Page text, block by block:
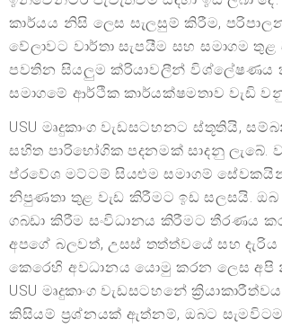
කාර්යය නිසි ලෙස සැලසුම් කිරීම,
වේලාවට වාර්තා සැපයීම සහ සමාගම
පවතින සියලුම ක්රියාවලීන් විශ්ලේෂණය
සමාගමේ ආර්ථික කාර්යක්ෂමතාව වැඩි
USU මෘදුකාංග වැඩසටහනට ස්තූතියි,
සහිත පාරිභෝගික පදනමක් සාදනු ලැබේ.
ප්රවේශ මට්ටම් සියළුම සමාගම්
නිපුණතා තුළ වැඩ කිරීමට ඉඩ සලසයි.
ගබඩා කිරීම සංවිධානය කිරීමට තීරණය
අපගේ බලවත්, උසස් තත්ත්වයේ සහ දැරිය
කෙරෙහි අවධානය යොමු කරන ලෙස අපි
USU මෘදුකාංග වැඩසටහනේ
කිසියම් ප්‍රශ්නයක් ඇත්නම්, ඔබට